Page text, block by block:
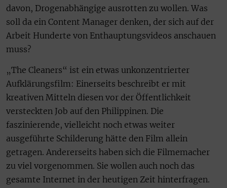
davon, Drogenabhängige ausrotten zu wollen. Was
soll da ein Content Manager denken, der sich auf der
Arbeit Hunderte von Enthauptungsvideos anschauen
muss?
„The Cleaners“ ist ein etwas unkonzentrierter
Aufklärungsfilm: Einerseits beschreibt er mit
kreativen Mitteln diesen vor der Öffentlichkeit
versteckten Job auf den Philippinen. Die
faszinierende, vielleicht noch etwas weiter
ausgeführte Schilderung hätte den Film allein
getragen. Andererseits haben sich die Filmemacher
zu viel vorgenommen. Sie wollen auch noch das
gesamte Internet in der heutigen Zeit hinterfragen.